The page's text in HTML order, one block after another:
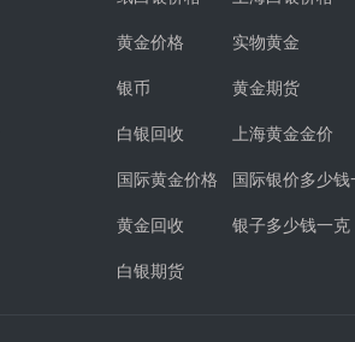
黄金价格 实物黄金
银币 黄金期货
白银回收 上海黄金金价
国际黄金价格 国际银价多少钱
黄金回收 银子多少钱一克
白银期货